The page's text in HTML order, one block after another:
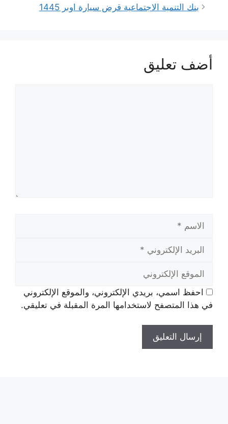
بنك التنمية الاجتماعية قرض سيارة اوبر 1445
أضف تعليق
الاسم
البريد
الإلكتروني
الموقع
الإلكتروني
احفظ اسمي، بريدي الإلكتروني، والموقع الإلكتروني
في هذا المتصفح لاستخدامها المرة المقبلة في تعليقي.